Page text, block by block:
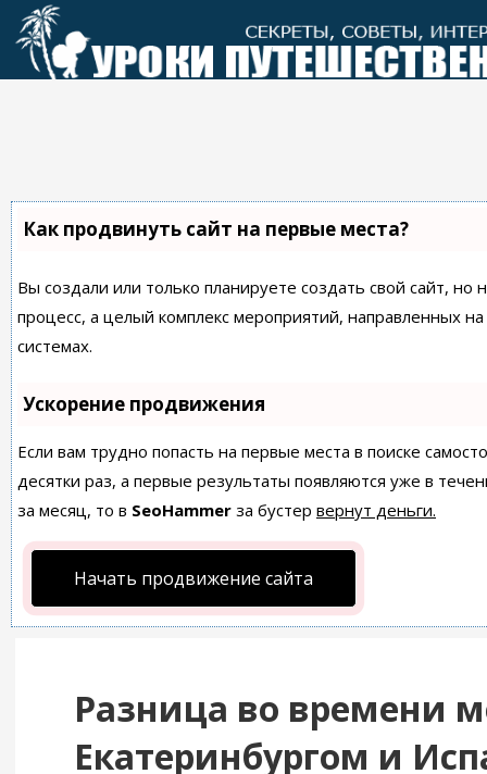
Перейти
контенту
Как продвинуть сайт на первые места?
Вы создали или только планируете создать свой сайт,
процесс, а целый комплекс мероприятий, направленных
системах.
Ускорение продвижения
Если вам трудно попасть на первые места в поиске
десятки раз, а первые результаты появляются уже в
за месяц, то в SeoHammer за бустер вернут деньги.
Начать продвижение сайта
Разница во времени
Екатеринбургом и